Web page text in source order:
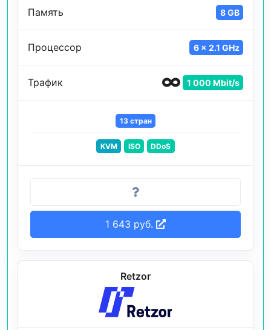
Память 8 GB
Процессор 6 x 2.1 GHz
Трафик 1 000 Mbit/s
13 стран
KVM ISO DDoS
1 643 руб.
Retzor